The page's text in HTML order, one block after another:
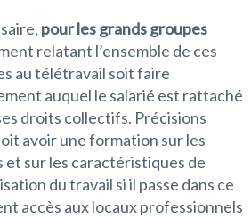
pour les grands groupes
relatant l’ensemble de ces
au télétravail soit faire
auquel le salarié est rattaché
droits collectifs. Précisions
avoir une formation sur les
sur les caractéristiques de
du travail si il passe dans ce
accès aux locaux professionnels